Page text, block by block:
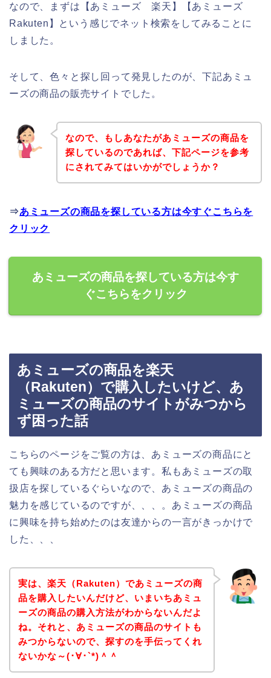
なので、まずは【あミューズ 楽天】【あミューズ
Rakuten】という感じでネット検索をしてみることに
しました。
そして、色々と探し回って発見したのが、下記あミュ
ーズの商品の販売サイトでした。
なので、もしあなたがあミューズの商品を
探しているのであれば、下記ページを参考
にされてみてはいかがでしょうか？
⇒あミューズの商品を探している方は今すぐこちらを
クリック
あミューズの商品を探している方は今す
ぐこちらをクリック
あミューズの商品を楽天
（Rakuten）で購入したいけど、あ
ミューズの商品のサイトがみつから
ず困った話
こちらのページをご覧の方は、あミューズの商品にと
ても興味のある方だと思います。私もあミューズの取
扱店を探しているぐらいなので、あミューズの商品の
魅力を感じているのですが、、、。あミューズの商品
に興味を持ち始めたのは友達からの一言がきっかけで
した、、、
実は、楽天（Rakuten）であミューズの商
品を購入したいんだけど、いまいちあミュ
ーズの商品の購入方法がわからないんだよ
ね。それと、あミューズの商品のサイトも
みつからないので、探すのを手伝ってくれ
ないかな～(･∀･`*)＾＾